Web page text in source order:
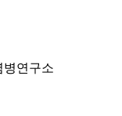
병연구소